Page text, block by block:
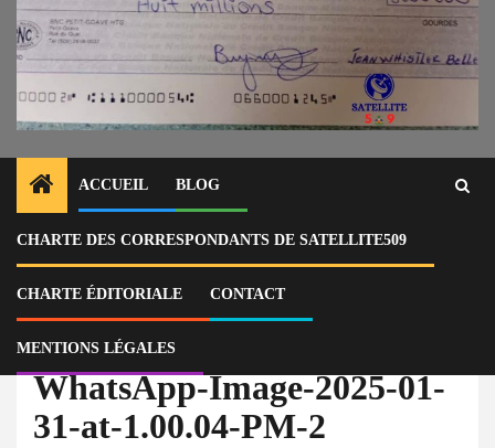
ACCUEIL BLOG
CHARTE DES CORRESPONDANTS DE SATELLITE509
CHARTE ÉDITORIALE CONTACT
MENTIONS LÉGALES
Home
Actu
Selon une note de clarification, l’organisation OCHAN confirme avoir
reçu les 10 millions de gourdes.
WhatsApp-Image-2025-01-
31-at-1.00.04-PM-2